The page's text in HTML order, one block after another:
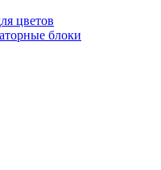
цветов
блоки